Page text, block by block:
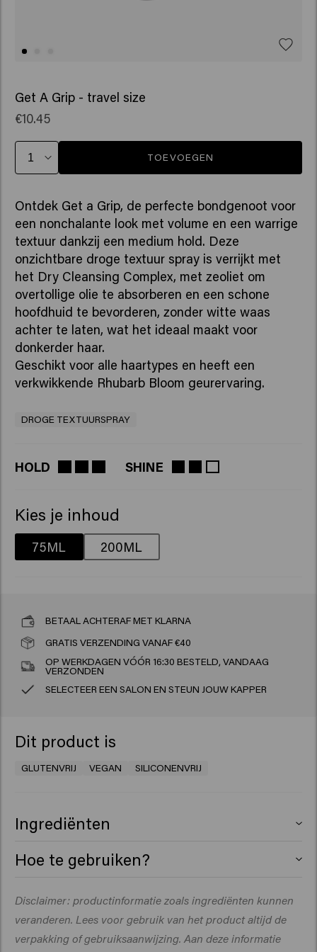
Get A Grip - travel size
€10.45
TOEVOEGEN
Ontdek Get a Grip, de perfecte bondgenoot voor
een nonchalante look met volume en een warrige
textuur dankzij een medium hold. Deze
onzichtbare droge textuur spray is verrijkt met
het Dry Cleansing Complex, met zeoliet om
overtollige olie te absorberen en een schone
hoofdhuid te bevorderen, zonder witte waas
achter te laten, wat het ideaal maakt voor
donkerder haar.
Geschikt voor alle haartypes en heeft een
verkwikkende Rhubarb Bloom geurervaring.
DROGE TEXTUURSPRAY
HOLD SHINE
Kies je inhoud
75ML 200ML
BETAAL ACHTERAF MET KLARNA
GRATIS VERZENDING VANAF €40
OP WERKDAGEN VÓÓR 16:30 BESTELD, VANDAAG
VERZONDEN
SELECTEER EEN SALON EN STEUN JOUW KAPPER
Dit product is
GLUTENVRIJ VEGAN SILICONENVRIJ
Ingrediënten
Isopropyl Alcohol, Zeolite, Parfum (Fragrance),
Hoe te gebruiken?
een afstand van 15 cm en masseer in met je
vingertoppen.
Richt je op zones waar je textuur wilt toevoegen of
Disclaimer: productinformatie zoals ingrediënten kunnen
veranderen. Lees voor gebruik van het product altijd de
verpakking of gebruiksaanwijzing. Aan deze informatie